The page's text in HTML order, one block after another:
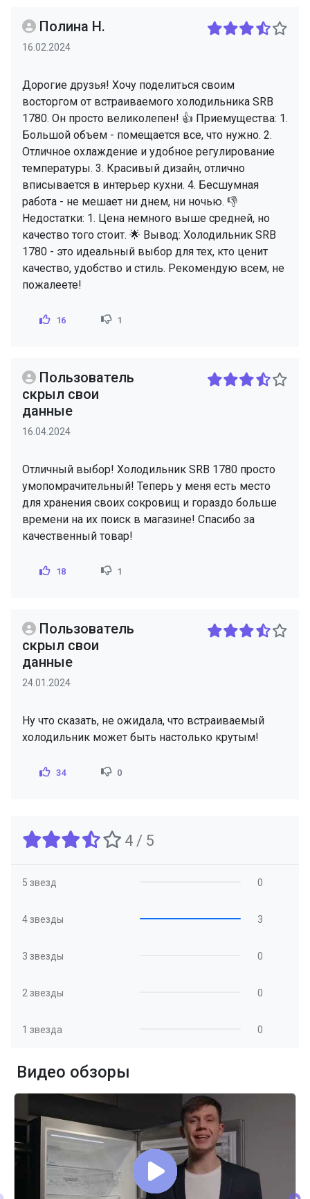
Полина Н.
16.02.2024
Дорогие друзья! Хочу поделиться своим
восторгом от встраиваемого холодильника SRB
1780. Он просто великолепен! 👍 Приемущества: 1.
Большой объем - помещается все, что нужно. 2.
Отличное охлаждение и удобное регулирование
температуры. 3. Красивый дизайн, отлично
вписывается в интерьер кухни. 4. Бесшумная
работа - не мешает ни днем, ни ночью. 👎
Недостатки: 1. Цена немного выше средней, но
качество того стоит. 🌟 Вывод: Холодильник SRB
1780 - это идеальный выбор для тех, кто ценит
качество, удобство и стиль. Рекомендую всем, не
пожалеете!
16 1
Пользователь
скрыл свои
данные
16.04.2024
Отличный выбор! Холодильник SRB 1780 просто
умопомрачительный! Теперь у меня есть место
для хранения своих сокровищ и гораздо больше
времени на их поиск в магазине! Спасибо за
качественный товар!
18 1
Пользователь
скрыл свои
данные
24.01.2024
Ну что сказать, не ожидала, что встраиваемый
холодильник может быть настолько крутым!
34 0
4 / 5
5 звезд 0
4 звезды 3
3 звезды 0
2 звезды 0
1 звезда 0
Видео обзоры